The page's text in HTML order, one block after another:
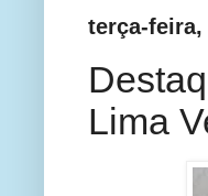
terça-feira,
Lima